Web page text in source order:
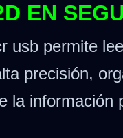
EN
usb permite
precisión,
la información